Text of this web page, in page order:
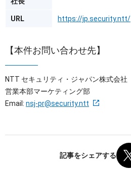
URL https://jp.security.ntt/
【本件お問い合わせ先】
NTT セキュリティ・ジャパン株式会社
営業本部マーケティング部
Email: nsj-pr@security.ntt
記事をシェアする